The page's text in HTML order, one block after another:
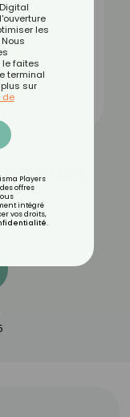
les
le faites
terminal
sur
de
Players
offres
intégré
vos droits,
.